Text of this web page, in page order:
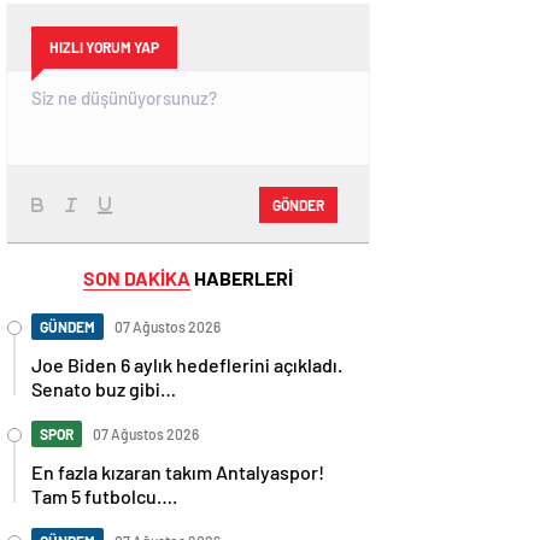
HIZLI YORUM YAP
GÖNDER
SON DAKİKA HABERLERİ
GÜNDEM 07 Ağustos 2026
Joe Biden 6 aylık hedeflerini açıkladı.
Senato buz gibi…
SPOR 07 Ağustos 2026
En fazla kızaran takım Antalyaspor!
Tam 5 futbolcu….